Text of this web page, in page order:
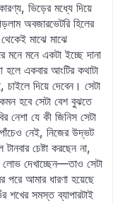
ভিড়ের মধ্যে দিয়ে
অবজারভেটরি হিলের
মাঝে মাঝে
মনে মনে একটা ইচ্ছে দানা
হলে একবার আংটির কথাটা
দিয়ে দেবেন। সেটা
হবে সেটা বেশ বুঝতে
নেশা যে কী জিনিস সেটা
নেই, নিজের উদ্ভট
চেষ্টা করছেন না,
দেখাচ্ছেন—তাও সেটা
আমার ধারণা হয়েছে
সমস্ত ব্যাপারটাই